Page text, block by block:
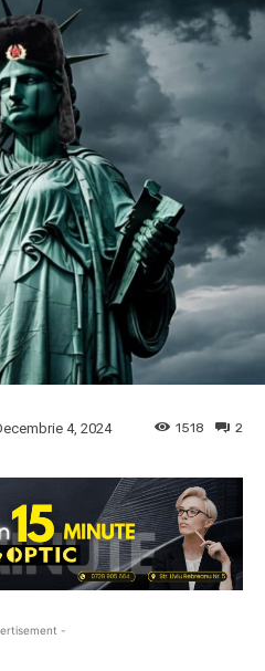
4, 2024 2
1518
-